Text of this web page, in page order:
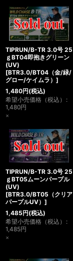
TIPRUN/B-TR 3.0号 25
ｇBT04即抱きグリーン
(UV)
[BTR3.0/BT04（金/緑/
グロー/ケイムラ） ]
1,480円(税込)
希望小売価格（税込） :
1,480円
×
TIPRUN/B-TR 3.0号 25
ｇBT05ムーンパープル
(UV)
[BTR3.0/BT05（クリア
パープルUV） ]
1,485円(税込)
希望小売価格（税込） :
1,485円
×